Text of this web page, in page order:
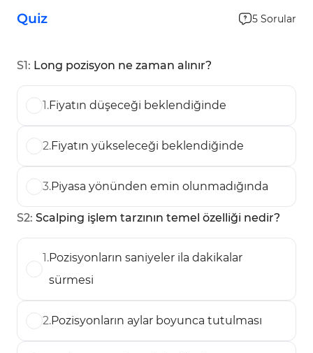
Quiz 5 Sorular
S1: Long pozisyon ne zaman alınır?
1.Fiyatın düşeceği beklendiğinde
2.Fiyatın yükseleceği beklendiğinde
3.Piyasa yönünden emin olunmadığında
S2: Scalping işlem tarzının temel özelliği nedir?
1.Pozisyonların saniyeler ila dakikalar
sürmesi
2.Pozisyonların aylar boyunca tutulması